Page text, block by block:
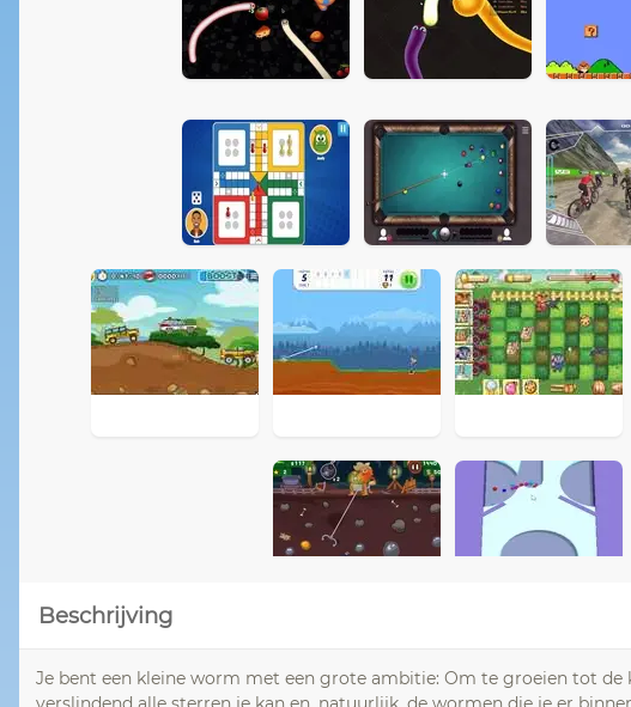
Beschrijving
Je bent een kleine worm met een grote ambitie: Om te groeien tot